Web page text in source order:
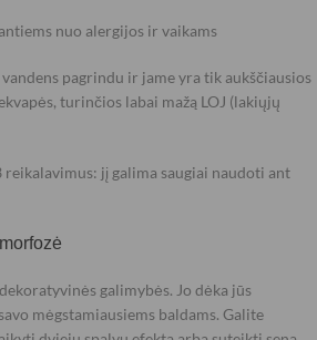
nuo alergijos ir vaikams
pagrindu ir jame yra tik aukščiausios
turinčios labai mažą LOJ (lakiųjų
jį galima saugiai naudoti ant
galimybės. Jo dėka jūs
mėgstamiausiems baldams. Galite